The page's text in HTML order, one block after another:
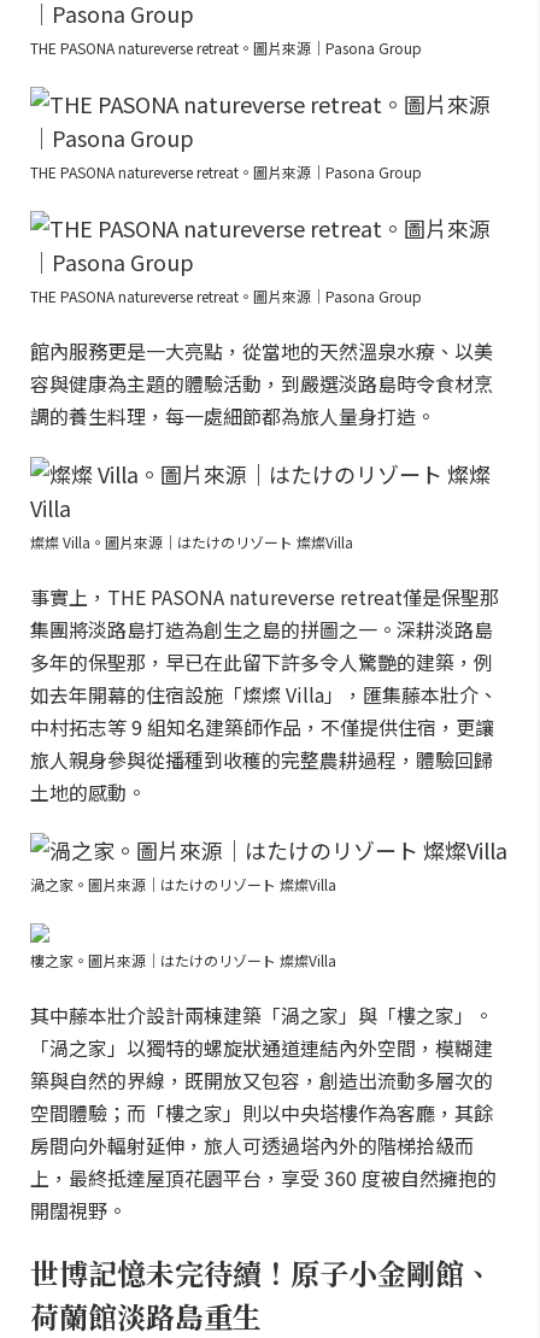
THE PASONA natureverse retreat。圖片來源｜Pasona Group
THE PASONA natureverse retreat。圖片來源｜Pasona Group
THE PASONA natureverse retreat。圖片來源｜Pasona Group
館內服務更是一大亮點，從當地的天然溫泉水療、以美
容與健康為主題的體驗活動，到嚴選淡路島時令食材烹
調的養生料理，每一處細節都為旅人量身打造。
燦燦 Villa。圖片來源｜はたけのリゾート 燦燦Villa
事實上，THE PASONA natureverse retreat僅是保聖那
集團將淡路島打造為創生之島的拼圖之一。深耕淡路島
多年的保聖那，早已在此留下許多令人驚艷的建築，例
如去年開幕的住宿設施「燦燦 Villa」，匯集藤本壯介、
中村拓志等 9 組知名建築師作品，不僅提供住宿，更讓
旅人親身參與從播種到收穫的完整農耕過程，體驗回歸
土地的感動。
渦之家。圖片來源｜はたけのリゾート 燦燦Villa
樓之家。圖片來源｜はたけのリゾート 燦燦Villa
其中藤本壯介設計兩棟建築「渦之家」與「樓之家」。
「渦之家」以獨特的螺旋狀通道連結內外空間，模糊建
築與自然的界線，既開放又包容，創造出流動多層次的
空間體驗；而「樓之家」則以中央塔樓作為客廳，其餘
房間向外輻射延伸，旅人可透過塔內外的階梯拾級而
上，最終抵達屋頂花園平台，享受 360 度被自然擁抱的
開闊視野。
世博記憶未完待續！原子小金剛館、
荷蘭館淡路島重生